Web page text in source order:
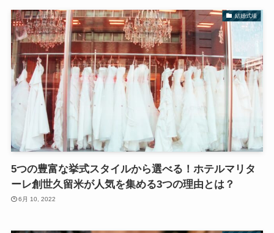
結婚式場
5つの豊富な挙式スタイルから選べる！ホテルマリタ
ーレ創世久留米が人気を集める3つの理由とは？
6月 10, 2022